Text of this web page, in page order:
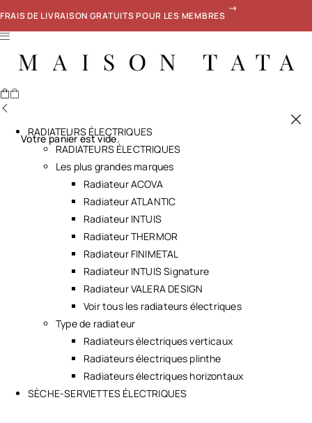
FRAIS DE LIVRAISON GRATUITS POUR LES MEMBRES
Votre panier est vide.
RADIATEURS ÉLECTRIQUES
RADIATEURS ÉLECTRIQUES
Les plus grandes marques
Radiateur ACOVA
Radiateur ATLANTIC
Radiateur INTUIS
Radiateur THERMOR
Radiateur FINIMETAL
Radiateur INTUIS Signature
Radiateur VALERA DESIGN
Voir tous les radiateurs électriques
Type de radiateur
Radiateurs électriques verticaux
Radiateurs électriques plinthe
Radiateurs électriques horizontaux
SÈCHE-SERVIETTES ÉLECTRIQUES